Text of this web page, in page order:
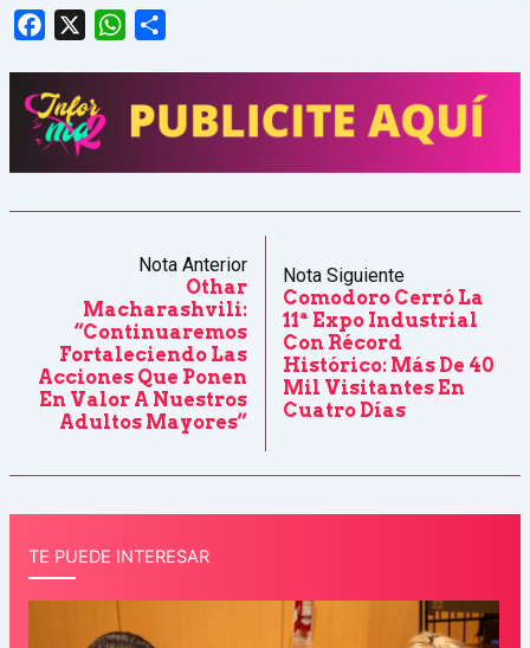
Facebook WhatsApp
Nota Anterior
Othar
Macharashvili:
“Continuaremos
Fortaleciendo Las
Acciones Que Ponen
En Valor A Nuestros
Adultos Mayores”
Nota Siguiente
Comodoro Cerró La
11ª Expo Industrial
Con Récord
Histórico: Más De 40
Mil Visitantes En
Cuatro Días
TE PUEDE INTERESAR